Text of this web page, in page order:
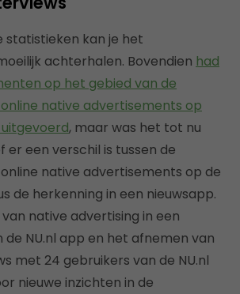
statistieken kan je het
achterhalen. Bovendien had
op het gebied van de
native advertisements op
, maar was het tot nu
er een verschil is tussen de
native advertisements op de
de herkenning in een nieuwsapp.
native advertising in een
NU.nl app en het afnemen van
met 24 gebruikers van de NU.nl
nieuwe inzichten in de